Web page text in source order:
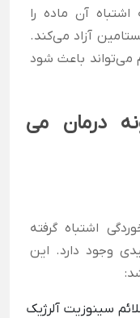
آن ماده را
آزاد می‌کند.
باعث شود
اشتباه گرفته
وجود دارد. این
سینوزیت آلرژیک